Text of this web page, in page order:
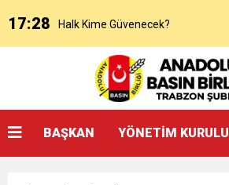
17:28 Halk Kime Güvenecek?
KANAAT TACİRLERİ
BAŞKAN YÖNETİM KURULU